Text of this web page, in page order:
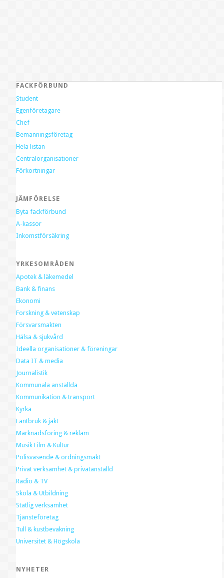
FACKFÖRBUND
Student
Egenföretagare
Chef
Bemanningsföretag
Hela listan
Centralorganisationer
Förkortningar
JÄMFÖRELSE
Byta fackförbund
A-kassor
Inkomstförsäkring
YRKESOMRÅDEN
Apotek & läkemedel
Bank & finans
Ekonomi
Forskning & vetenskap
Försvarsmakten
Hälsa & sjukvård
Ideella organisationer & föreningar
Data IT & media
Journalistik
Kommunala anställda
Kommunikation & transport
Kyrka
Lantbruk & jakt
Marknadsföring & reklam
Musik Film & Kultur
Polisväsende & ordningsmakt
Privat verksamhet & privatanställd
Radio & TV
Skola & Utbildning
Statlig verksamhet
Tjänsteföretag
Tull & kustbevakning
Universitet & Högskola
NYHETER